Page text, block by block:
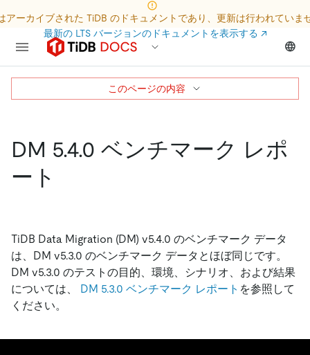
アーカイブされた TiDB のドキュメントであり、更新は行われていま
最新の LTS バージョンのドキュメントを表示する ↗
DM 5.4.0 ベンチマーク レポ
ート
TiDB Data Migration (DM) v5.4.0 のベンチマーク データ
は、DM v5.3.0 のベンチマーク データとほぼ同じです。
DM v5.3.0 のテストの目的、環境、シナリオ、および結果
については、 DM 5.3.0 ベンチマーク レポート を参照して
ください。
このページの内容